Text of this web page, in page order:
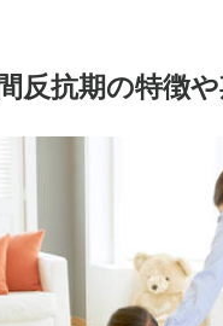
反抗期の特徴